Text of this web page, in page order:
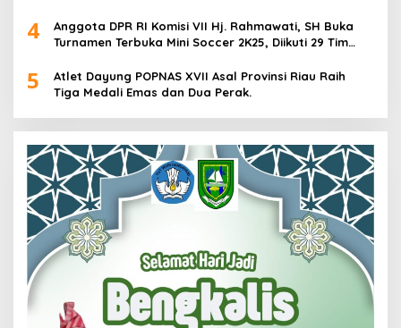
4
Anggota DPR RI Komisi VII Hj. Rahmawati, SH Buka
Turnamen Terbuka Mini Soccer 2K25, Diikuti 29 Tim
5
Atlet Dayung POPNAS XVII Asal Provinsi Riau Raih
Tiga Medali Emas dan Dua Perak.